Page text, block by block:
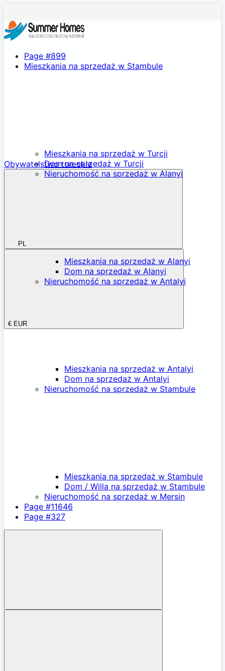
Obywatelstwo tureckie
PL
€ EUR
Page #899
Mieszkania na sprzedaż w Stambule
Mieszkania na sprzedaż w Turcji
Dom na sprzedaż w Turcji
Nieruchomość na sprzedaż w Alanyi
Mieszkania na sprzedaż w Alanyi
Dom na sprzedaż w Alanyi
Nieruchomość na sprzedaż w Antalyi
Mieszkania na sprzedaż w Antalyi
Dom na sprzedaż w Antalyi
Nieruchomość na sprzedaż w Stambule
Mieszkania na sprzedaż w Stambule
Dom / Willa na sprzedaż w Stambule
Nieruchomość na sprzedaż w Mersin
Page #11646
Page #327